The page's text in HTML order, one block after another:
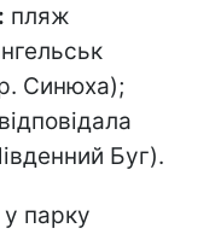
пляж
Синюха);
Буг).
парку